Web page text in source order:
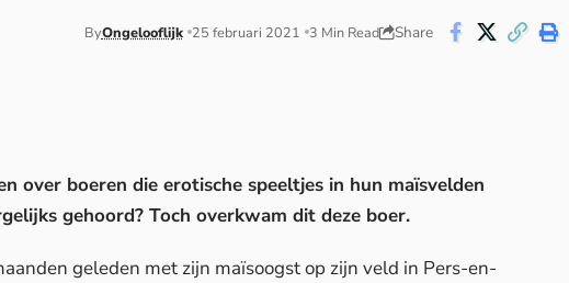
ByOngelooflijk 25 februari 2021 3 Min Read Share
over boeren die erotische speeltjes in hun maïsvelden
gehoord? Toch overkwam dit deze boer.
geleden met zijn maïsoogst op zijn veld in Pers-en-